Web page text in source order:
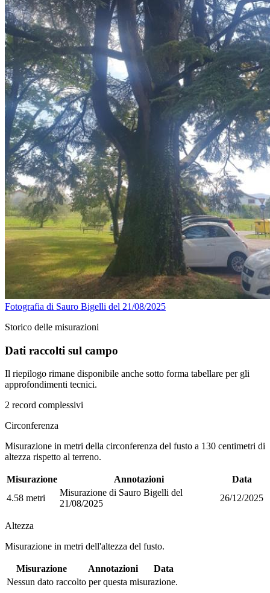
Fotografia di Sauro Bigelli del 21/08/2025
Storico delle misurazioni
Dati raccolti sul campo
Il riepilogo rimane disponibile anche sotto forma tabellare per gli
approfondimenti tecnici.
2 record complessivi
Circonferenza
Misurazione in metri della circonferenza del fusto a 130 centimetri di
altezza rispetto al terreno.
Misurazione Annotazioni
Data
4.58 metri
Misurazione di Sauro Bigelli del
21/08/2025
26/12/2025
Altezza
Misurazione in metri dell'altezza del fusto.
Misurazione Annotazioni
Data
Nessun dato raccolto per questa misurazione.